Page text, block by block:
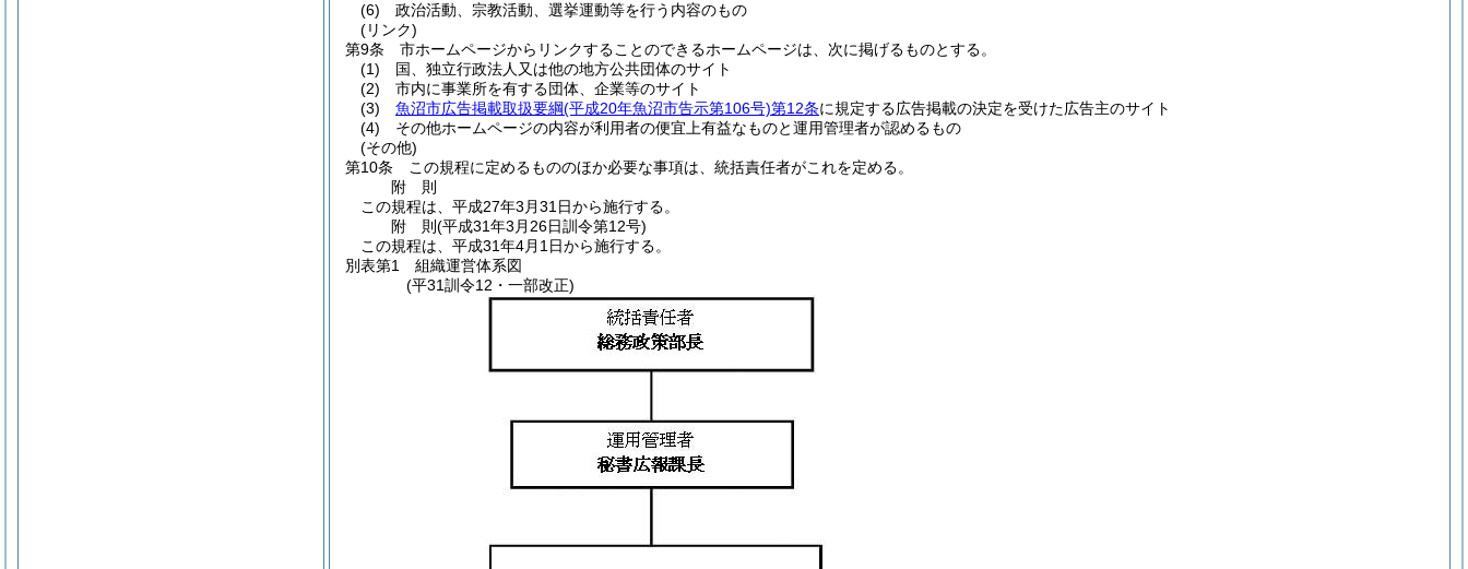
(6)
政治活動、宗教活動、選挙運動等を行う内容のもの
(リンク)
第9条
市ホームページからリンクすることのできるホームページは、次に掲げるものとする。
(1)
国、独立行政法人又は他の地方公共団体のサイト
(2)
市内に事業所を有する団体、企業等のサイト
(3)
魚沼市広告掲載取扱要綱(平成20年魚沼市告示第106号)第12条に規定する広告掲載の決定を受けた広告主のサイト
(4)
その他ホームページの内容が利用者の便宜上有益なものと運用管理者が認めるもの
(その他)
第10条
この規程に定めるもののほか必要な事項は、統括責任者がこれを定める。
附 則
この規程は、平成27年3月31日から施行する。
附 則(平成31年3月26日訓令第12号)
この規程は、平成31年4月1日から施行する。
別表第1
組織運営体系図
(平31訓令12・一部改正)